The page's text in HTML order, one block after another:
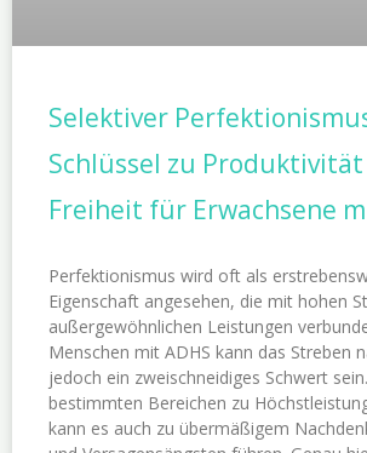
Selektiver
Schlüssel zu
Freiheit für Erwachsene
Perfektionismus wird oft als
Eigenschaft angesehen, die mit hohen
außergewöhnlichen Leistungen
Menschen mit ADHS kann das Streben
jedoch ein zweischneidiges Schwert
bestimmten Bereichen zu
kann es auch zu übermäßigem